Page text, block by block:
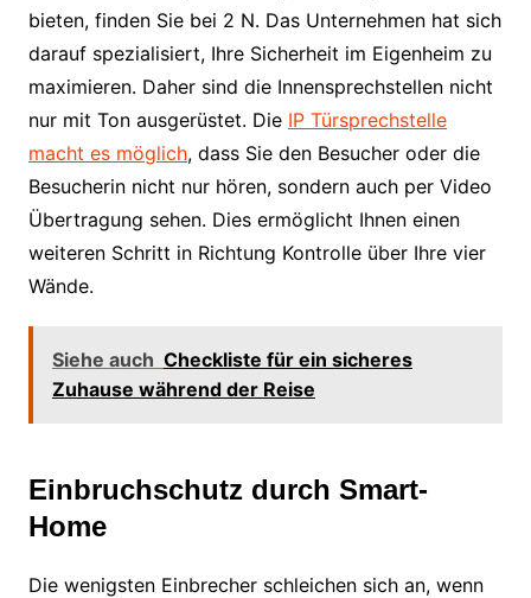
bieten, finden Sie bei 2 N. Das Unternehmen hat sich
darauf spezialisiert, Ihre Sicherheit im Eigenheim zu
maximieren. Daher sind die Innensprechstellen nicht
nur mit Ton ausgerüstet. Die IP Türsprechstelle
macht es möglich, dass Sie den Besucher oder die
Besucherin nicht nur hören, sondern auch per Video
Übertragung sehen. Dies ermöglicht Ihnen einen
weiteren Schritt in Richtung Kontrolle über Ihre vier
Wände.
Siehe auch Checkliste für ein sicheres
Zuhause während der Reise
Einbruchschutz durch Smart-
Home
Die wenigsten Einbrecher schleichen sich an, wenn